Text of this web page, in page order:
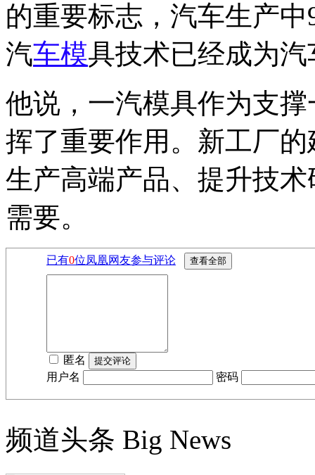
的重要标志，汽车生产
汽车模具技术已经成为
他说，一汽模具作为支
挥了重要作用。新工厂
生产高端产品、提升技
需要。
已有0位凤凰网友参与评论
匿名
用户名
密码
频道头条 Big News